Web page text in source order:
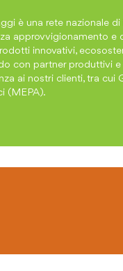
è una rete nazionale
approvvigionamento e
innovativi,
con partner produttivi
ai nostri clienti, tra cui
(MEPA).